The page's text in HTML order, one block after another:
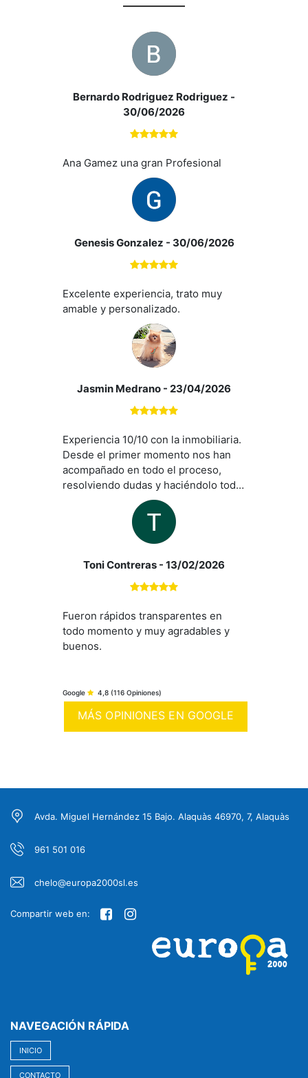
Bernardo Rodriguez Rodriguez -
30/06/2026
Ana Gamez una gran Profesional
Genesis Gonzalez - 30/06/2026
Excelente experiencia, trato muy
amable y personalizado.
Jasmin Medrano - 23/04/2026
Experiencia 10/10 con la inmobiliaria.
Desde el primer momento nos han
acompañado en todo el proceso,
resolviendo dudas y haciéndolo todo
muchísimo más fácil. Da gusto
encontrar a profesionales así.
Mención especial para Ana y Chelo,
que han sido simplemente
maravillosas: cercanas, atentas y
duda, las recomendaríamos una y mil
Toni Contreras - 13/02/2026
Fueron rápidos transparentes en
todo momento y muy agradables y
buenos.
Google 4,8 (116 Opiniones)
MÁS OPINIONES EN GOOGLE
Avda. Miguel Hernández 15 Bajo. Alaquàs 46970, 7, Alaquàs
961 501 016
chelo@europa2000sl.es
Compartir web en:
NAVEGACIÓN RÁPIDA
INICIO
CONTACTO